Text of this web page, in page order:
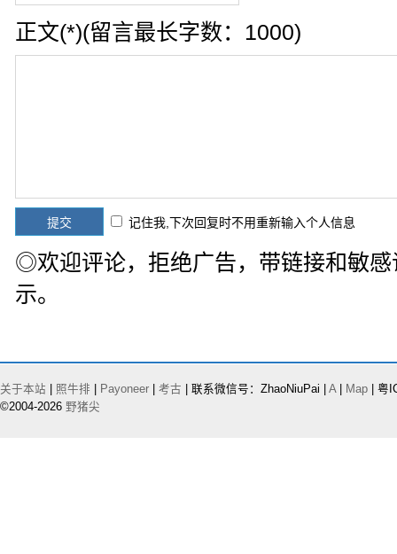
正文(*)(留言最长字数：1000)
记住我,下次回复时不用重新输入个人信息
◎欢迎评论，拒绝广告，带链接和敏
示。
关于本站 照牛排 Payoneer 考古 | 联系微信号：ZhaoNiuPai | A| Map | 粤
©2004-2026 野猪尖